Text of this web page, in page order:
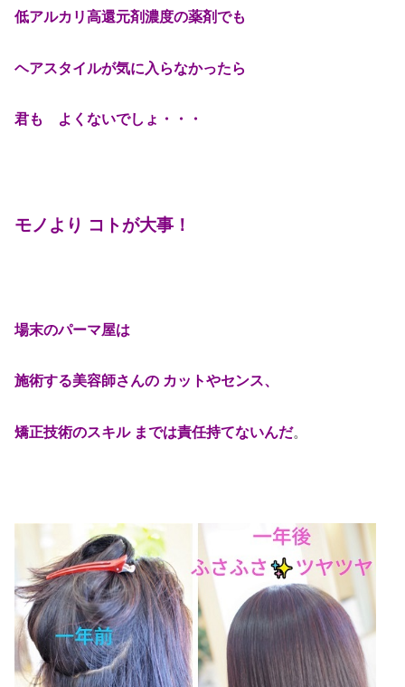
低アルカリ高還元剤濃度の薬剤でも
ヘアスタイルが気に入らなかったら
君も よくないでしょ・・・
モノより コトが大事！
場末のパーマ屋は
施術する美容師さんの カットやセンス、
矯正技術のスキル までは責任持てないんだ。